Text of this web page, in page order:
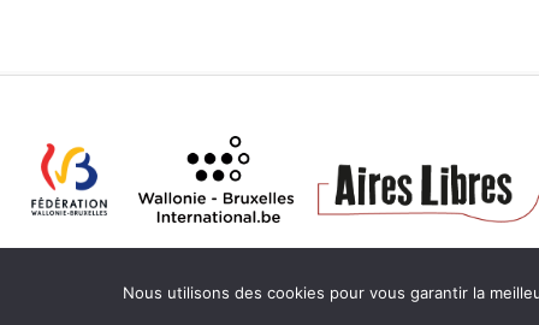
Nous utilisons des cookies pour vous garantir la